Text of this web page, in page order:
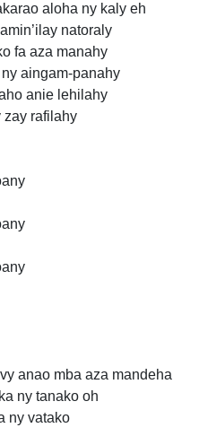
aloha ny kaly eh
natoraly
fa aza manahy
aingam-panahy
anie lehilahy
zay rafilahy
anao mba aza mandeha
ny tanako oh
ny vatako